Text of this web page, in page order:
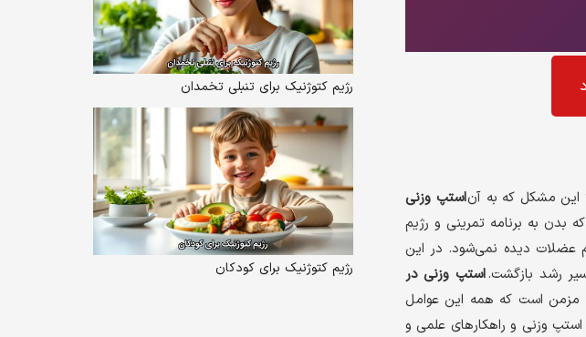
این مشکل که به آناستپ وزنی
بدن به برنامه تمرینی و رژیم
عضلات دیده نمی‌شود. در این
رشد بازگشت.استپ وزنی در
مزمن است که همه این عوامل
وزنی و راهکارهای علمی و
رژیم کتوژنیک برای تنبلی تخمدان
رژیم کتوژنیک برای کودکان